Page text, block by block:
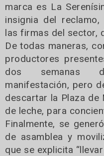
marca es La
insignia del
las firmas del sector,
De todas maneras,
productores
dos semanas
manifestación, pero
descartar la Plaza de
de leche, para
Finalmente, se
de asamblea y
que se explicita